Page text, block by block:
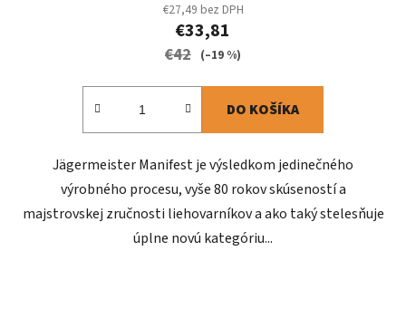
€27,49 bez DPH
€33,81
€42 (–19 %)
DO KOŠÍKA
Jägermeister Manifest je výsledkom jedinečného
výrobného procesu, vyše 80 rokov skúseností a
majstrovskej zručnosti liehovarníkov a ako taký stelesňuje
úplne novú kategóriu...